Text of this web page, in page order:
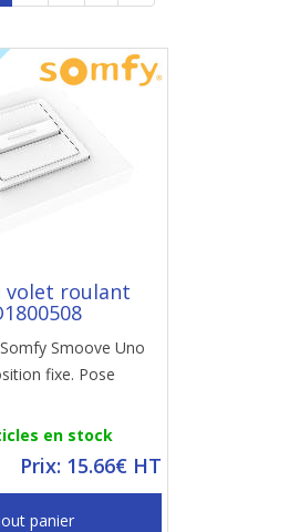
volet roulant
Smoove Uno
fixe. Pose
en stock
Prix: 15.66€ HT
panier